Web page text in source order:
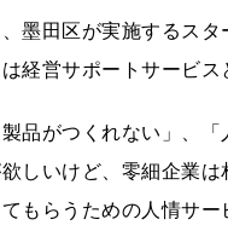
墨田区が実施するス
経営サポートサービ
品がつくれない」、
しいけど、零細企業
もらうための人情サー